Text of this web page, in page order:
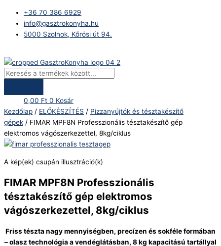
content
+36 70 386 6929
info@gasztrokonyha.hu
5000 Szolnok, Kőrösi út 94.
search
0,00 Ft 0 Kosár
Kezdőlap / ELŐKÉSZÍTÉS / Pizzanyújtók és tésztakészítő
gépek / FIMAR MPF8N Professzionális tésztakészítő gép
elektromos vágószerkezettel, 8kg/ciklus
A kép(ek) csupán illusztráció(k)
FIMAR MPF8N Professzionális
tésztakészítő gép elektromos
vágószerkezettel, 8kg/ciklus
Friss tészta nagy mennyiségben, precízen és sokféle formában
– olasz technológia a vendéglátásban, 8 kg kapacitású tartállyal
MPF8N
Professzionális
tésztakészítő
elektromos
vágószerkezettel,
8kg/ciklus